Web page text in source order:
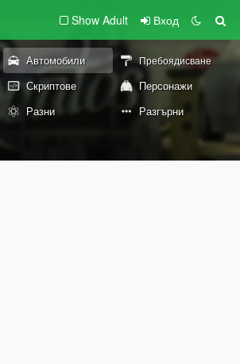
Show Adult Вход
Автомобили Пребоядисване
Скриптове
Персонажи
Разни Разгърни